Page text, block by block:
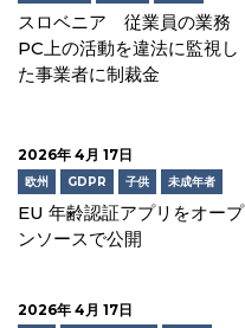
スロベニア 従業員の業務
PC上の活動を違法に監視し
た事業者に制裁金
2026年 4月 17日
欧州 GDPR 子供 未成年者
EU 年齢認証アプリをオープ
ンソースで公開
2026年 4月 17日